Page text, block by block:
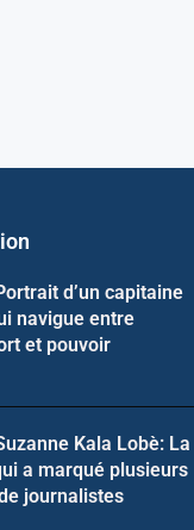
d’un capitaine
navigue entre
et pouvoir
Kala Lobè: La
a marqué plusieurs
journalistes